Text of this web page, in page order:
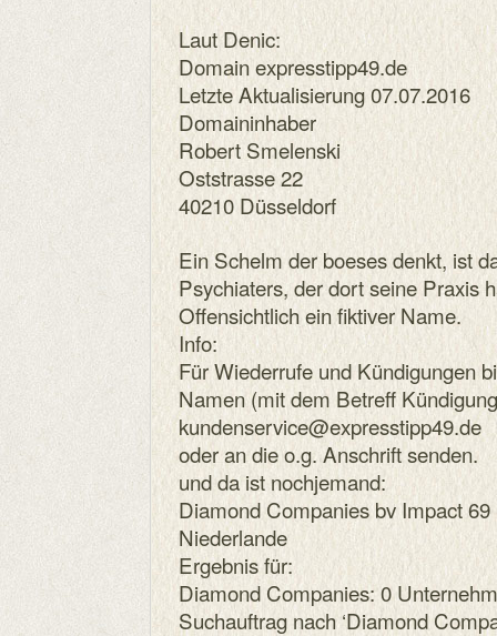
Laut Denic:
Domain expresstipp49.de
Letzte Aktualisierung 07.07.2016
Domaininhaber
Robert Smelenski
Oststrasse 22
40210 Düsseldorf
Ein Schelm der boeses denkt, ist
Psychiaters, der dort seine Praxis
Offensichtlich ein fiktiver Name.
Info:
Für Wiederrufe und Kündigungen
Namen (mit dem Betreff
kundenservice@expresstipp49.de
oder an die o.g. Anschrift senden.
und da ist nochjemand:
Diamond Companies bv Impact
Niederlande
Ergebnis für:
Diamond Companies: 0
Suchauftrag nach ‘Diamond